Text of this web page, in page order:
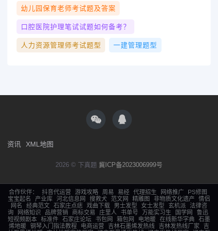
幼儿园保育老师考试题及答案
口腔医院护理笔试试题如何备考？
人力资源管理师考试题型 一建管理题型
资讯 XML地图
2026 © 下真题 冀ICP备2023006999号
合作伙伴： 抖音代运营 游戏攻略 周易 易经 代理招生 网络推广
PS修图
宝宝起名
产业库 河北信息网 搜救犬 范文网 精雕图 非物质文化遗产
情侣
网名
经典范文 石家庄点痣 戏曲下载 男士发型 女士发型 玄机派
法律咨
询
网络知识 品牌营销 商标交易 庄里人 书单号 万能实习生 国学网
鲁迅
短视频剧本 标准件 石家庄论坛 书包网 箱包网 电地暖 在线新华字典 石墨
烯地暖 钢琴入门指法教程 电商运营 吉林石墨烯发热线 吉林发热线厂家
吉